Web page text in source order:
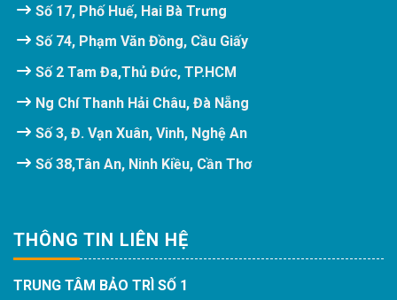
Số 17, Phố Huế, Hai Bà Trưng
Số 74, Phạm Văn Đồng, Cầu Giấy
Số 2 Tam Đa,Thủ Đức, TP.HCM
Ng Chí Thanh Hải Châu, Đà Nẵng
Số 3, Đ. Vạn Xuân, Vinh, Nghệ An
Số 38,Tân An, Ninh Kiều, Cần Thơ
THÔNG TIN LIÊN HỆ
TRUNG TÂM BẢO TRÌ SỐ 1